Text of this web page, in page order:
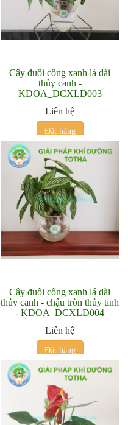
Cây đuôi công xanh lá dài
thủy canh -
KDOA_DCXLD003
Liên hệ
Đặt hàng
Cây đuôi công xanh lá dài
thủy canh - chậu tròn thủy tinh
- KDOA_DCXLD004
Liên hệ
Đặt hàng